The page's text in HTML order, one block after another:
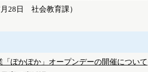
28日 社会教育課）
ぽかぽか」オープンデーの開催について